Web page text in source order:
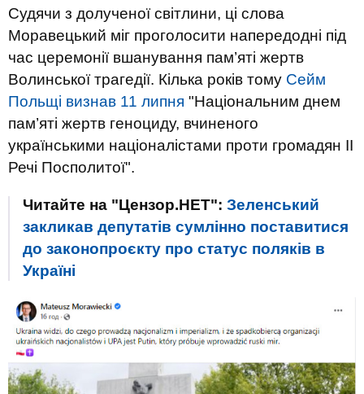
Судячи з долученої світлини, ці слова
Моравецький міг проголосити напередодні під
час церемонії вшанування пам’яті жертв
Волинської трагедії. Кілька років тому Сейм
Польщі визнав 11 липня "Національним днем
пам’яті жертв геноциду, вчиненого
українськими націоналістами проти громадян II
Речі Посполитої".
Читайте на "Цензор.НЕТ": Зеленський
закликав депутатів сумлінно поставитися
до законопроєкту про статус поляків в
Україні